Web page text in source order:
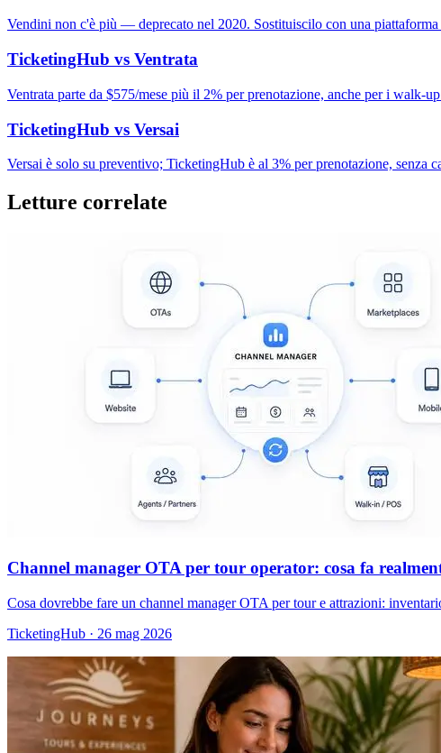
Vendini non c'è più — deprecato nel 2020. Sostituiscilo con una
TicketingHub vs Ventrata
Ventrata parte da $575/mese più il 2% per prenotazione, anche per i
TicketingHub vs Versai
Versai è solo su preventivo; TicketingHub è al 3% per prenotazione,
Letture correlate
Channel manager OTA per tour operator: cosa fa
Cosa dovrebbe fare un channel manager OTA per tour e attrazioni:
TicketingHub · 26 mag 2026